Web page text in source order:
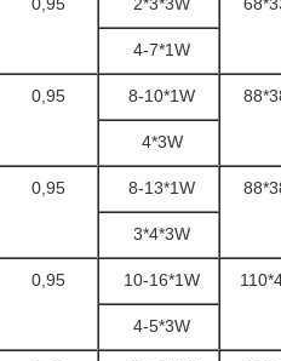
4-7*1W
0,95 8-10*1W
4*3W
0,95 8-13*1W
3*4*3W
0,95 10-16*1W
4-5*3W